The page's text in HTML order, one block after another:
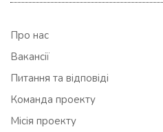
Про нас
Вакансії
Питання та відповіді
Команда проекту
Місія проекту